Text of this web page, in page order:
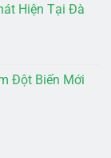
Hiện Tại Đà
Đột Biến Mới